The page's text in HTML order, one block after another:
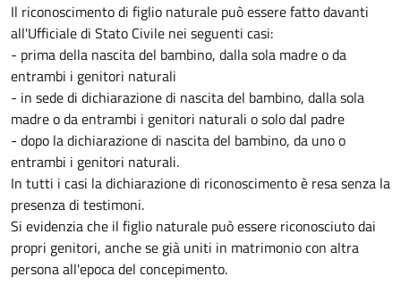
Il riconoscimento di figlio naturale può essere fatto davanti
all'Ufficiale di Stato Civile nei seguenti casi:
- prima della nascita del bambino, dalla sola madre o da
entrambi i genitori naturali
- in sede di dichiarazione di nascita del bambino, dalla sola
madre o da entrambi i genitori naturali o solo dal padre
- dopo la dichiarazione di nascita del bambino, da uno o
entrambi i genitori naturali.
In tutti i casi la dichiarazione di riconoscimento è resa senza la
presenza di testimoni.
Si evidenzia che il figlio naturale può essere riconosciuto dai
propri genitori, anche se già uniti in matrimonio con altra
persona all'epoca del concepimento.